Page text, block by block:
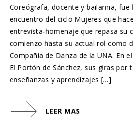
Coreógrafa, docente y bailarina, fue
encuentro del ciclo Mujeres que
entrevista-homenaje que repasa su
comienzo hasta su actual rol como
Compañía de Danza de la UNA. En
El Portón de Sánchez, sus giras por
enseñanzas y aprendizajes […]
LEER MAS